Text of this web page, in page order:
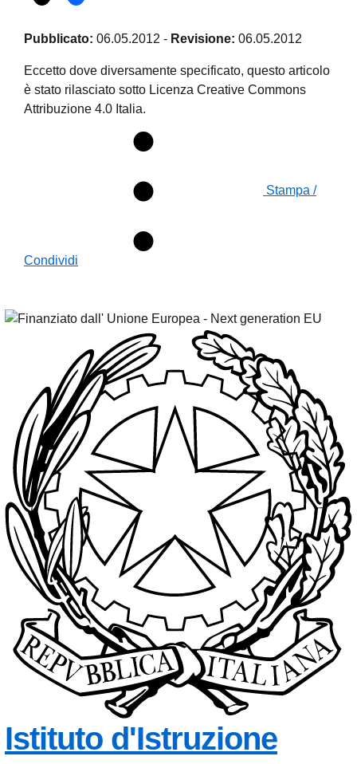
Pubblicato: 06.05.2012 - Revisione: 06.05.2012
Eccetto dove diversamente specificato, questo articolo
è stato rilasciato sotto Licenza Creative Commons
Attribuzione 4.0 Italia.
Stampa /
Condividi
Istituto d'Istruzione